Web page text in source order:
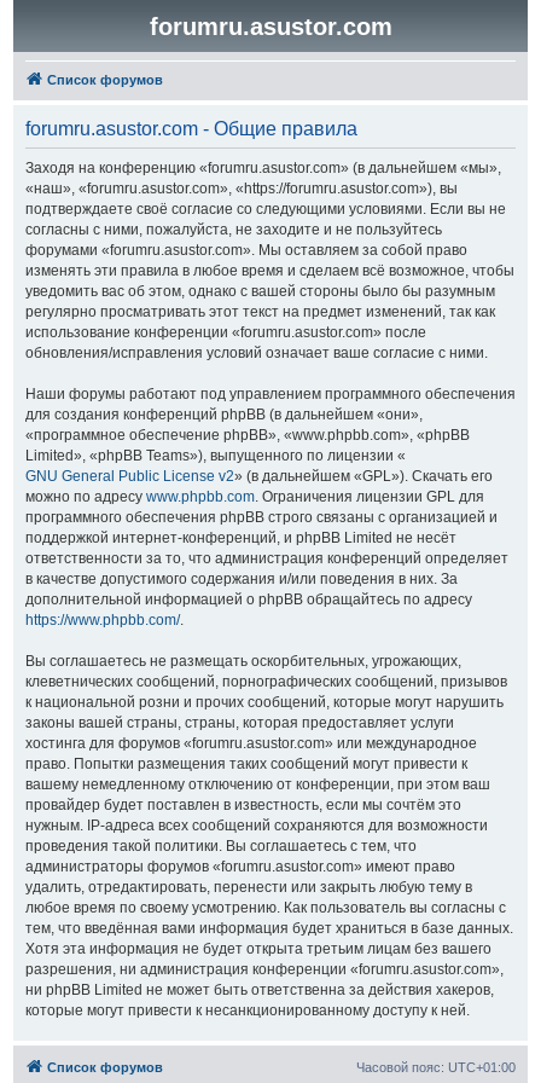
forumru.asustor.com
Список форумов
forumru.asustor.com - Общие правила
Заходя на конференцию «forumru.asustor.com» (в дальнейшем «мы»,
«наш», «forumru.asustor.com», «https://forumru.asustor.com»), вы
подтверждаете своё согласие со следующими условиями. Если вы не
согласны с ними, пожалуйста, не заходите и не пользуйтесь
форумами «forumru.asustor.com». Мы оставляем за собой право
изменять эти правила в любое время и сделаем всё возможное, чтобы
уведомить вас об этом, однако с вашей стороны было бы разумным
регулярно просматривать этот текст на предмет изменений, так как
использование конференции «forumru.asustor.com» после
обновления/исправления условий означает ваше согласие с ними.
Наши форумы работают под управлением программного обеспечения
для создания конференций phpBB (в дальнейшем «они»,
«программное обеспечение phpBB», «www.phpbb.com», «phpBB
Limited», «phpBB Teams»), выпущенного по лицензии «
GNU General Public License v2» (в дальнейшем «GPL»). Скачать его
можно по адресу www.phpbb.com. Ограничения лицензии GPL для
программного обеспечения phpBB строго связаны с организацией и
поддержкой интернет-конференций, и phpBB Limited не несёт
ответственности за то, что администрация конференций определяет
в качестве допустимого содержания и/или поведения в них. За
дополнительной информацией о phpBB обращайтесь по адресу
https://www.phpbb.com/.
Вы соглашаетесь не размещать оскорбительных, угрожающих,
клеветнических сообщений, порнографических сообщений, призывов
к национальной розни и прочих сообщений, которые могут нарушить
законы вашей страны, страны, которая предоставляет услуги
хостинга для форумов «forumru.asustor.com» или международное
право. Попытки размещения таких сообщений могут привести к
вашему немедленному отключению от конференции, при этом ваш
провайдер будет поставлен в известность, если мы сочтём это
нужным. IP-адреса всех сообщений сохраняются для возможности
проведения такой политики. Вы соглашаетесь с тем, что
администраторы форумов «forumru.asustor.com» имеют право
удалить, отредактировать, перенести или закрыть любую тему в
любое время по своему усмотрению. Как пользователь вы согласны с
тем, что введённая вами информация будет храниться в базе данных.
Хотя эта информация не будет открыта третьим лицам без вашего
разрешения, ни администрация конференции «forumru.asustor.com»,
ни phpBB Limited не может быть ответственна за действия хакеров,
которые могут привести к несанкционированному доступу к ней.
Список форумов Часовой пояс: UTC+01:00